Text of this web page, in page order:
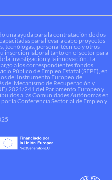
una ayuda para la contratación de dos
para llevar a cabo proyectos
tecnólogas, personal técnico y otros
inserción laboral tanto en el sector para
la investigación y la innovación. La
a los correspondientes fondos
Público de Empleo Estatal (SEPE), en
del Instrumento Europeo de
del Mecanismo de Recuperación y
2021/241 del Parlamento Europeo y
a las Comunidades Autónomas en
la Conferencia Sectorial de Empleo y